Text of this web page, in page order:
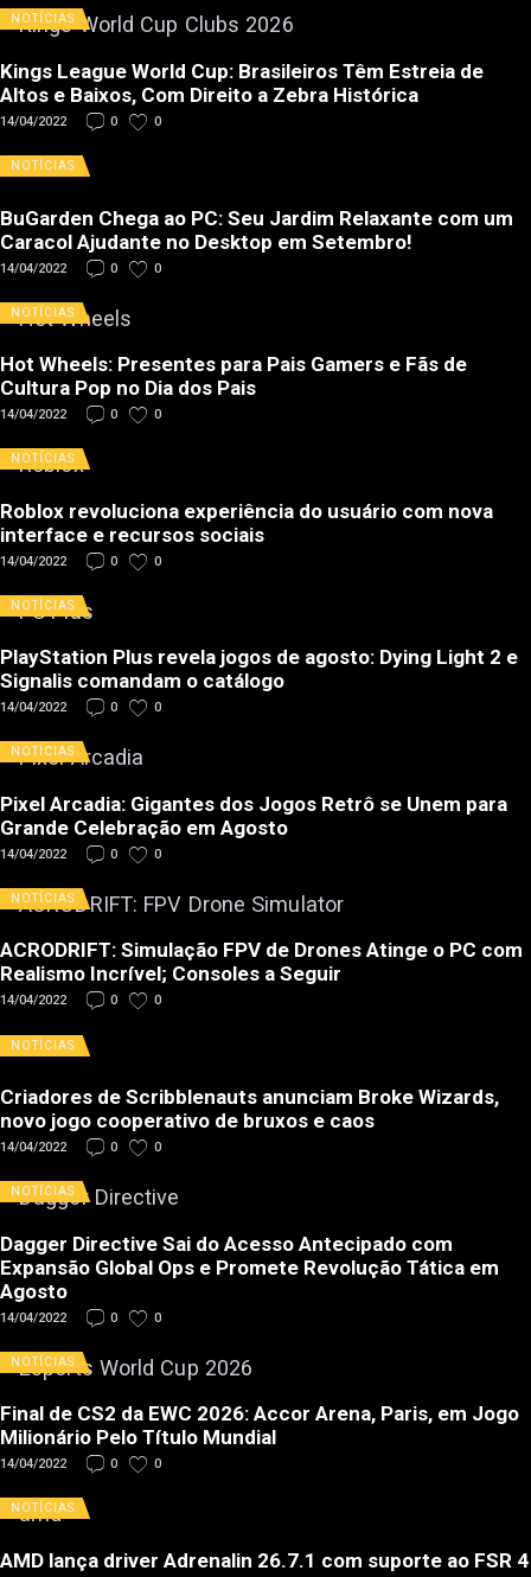
NOTÍCIAS
Kings League World Cup: Brasileiros Têm Estreia de
Altos e Baixos, Com Direito a Zebra Histórica
14/04/2022 0 0
NOTÍCIAS
BuGarden Chega ao PC: Seu Jardim Relaxante com um
Caracol Ajudante no Desktop em Setembro!
14/04/2022 0 0
NOTÍCIAS
Hot Wheels: Presentes para Pais Gamers e Fãs de
Cultura Pop no Dia dos Pais
14/04/2022 0 0
NOTÍCIAS
Roblox revoluciona experiência do usuário com nova
interface e recursos sociais
14/04/2022 0 0
NOTÍCIAS
PlayStation Plus revela jogos de agosto: Dying Light 2 e
Signalis comandam o catálogo
14/04/2022 0 0
NOTÍCIAS
Pixel Arcadia: Gigantes dos Jogos Retrô se Unem para
Grande Celebração em Agosto
14/04/2022 0 0
NOTÍCIAS
ACRODRIFT: Simulação FPV de Drones Atinge o PC com
Realismo Incrível; Consoles a Seguir
14/04/2022 0 0
NOTÍCIAS
Criadores de Scribblenauts anunciam Broke Wizards,
novo jogo cooperativo de bruxos e caos
14/04/2022 0 0
NOTÍCIAS
Dagger Directive Sai do Acesso Antecipado com
Expansão Global Ops e Promete Revolução Tática em
Agosto
14/04/2022 0 0
NOTÍCIAS
Final de CS2 da EWC 2026: Accor Arena, Paris, em Jogo
Milionário Pelo Título Mundial
14/04/2022 0 0
NOTÍCIAS
AMD lança driver Adrenalin 26.7.1 com suporte ao FSR 4